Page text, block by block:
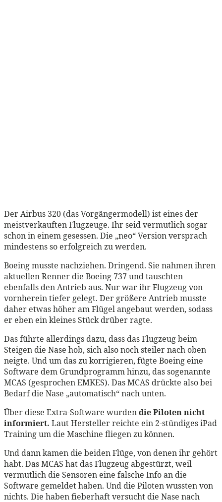
Der Airbus 320 (das Vorgängermodell) ist eines der
meistverkauften Flugzeuge. Ihr seid vermutlich sogar
schon in einem gesessen. Die „neo“ Version versprach
mindestens so erfolgreich zu werden.
Boeing musste nachziehen. Dringend. Sie nahmen ihren
aktuellen Renner die Boeing 737 und tauschten
ebenfalls den Antrieb aus. Nur war ihr Flugzeug von
vornherein tiefer gelegt. Der größere Antrieb musste
daher etwas höher am Flügel angebaut werden, sodass
er eben ein kleines Stück drüber ragte.
Das führte allerdings dazu, dass das Flugzeug beim
Steigen die Nase hob, sich also noch steiler nach oben
neigte. Und um das zu korrigieren, fügte Boeing eine
Software dem Grundprogramm hinzu, das sogenannte
MCAS (gesprochen EMKES). Das MCAS drückte also bei
Bedarf die Nase „automatisch“ nach unten.
Über diese Extra-Software wurdendie Piloten nicht
informiert. Laut Hersteller reichte ein 2-stündiges iPad
Training um die Maschine fliegen zu können.
Und dann kamen die beiden Flüge, von denen ihr gehört
habt. Das MCAS hat das Flugzeug abgestürzt, weil
vermutlich die Sensoren eine falsche Info an die
Software gemeldet haben. Und die Piloten wussten von
nichts. Die haben fieberhaft versucht die Nase nach